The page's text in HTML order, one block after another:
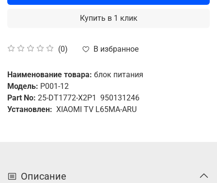
(0) В избранное
Купить в 1 клик
Наименование товара: блок питания
Модель: P001-12
Part No: 25-DT1772-X2P1 950131246
Установлен: XIAOMI TV L65MA-ARU
Описание